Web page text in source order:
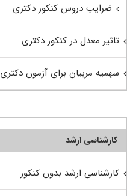
ضرایب دروس کنکور دکتری
تاثیر معدل در کنکور دکتری
سهمیه مربیان برای آزمون دکتری
کارشناسی ارشد
کارشناسی ارشد بدون کنکور